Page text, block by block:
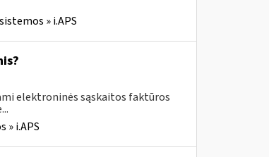
» i.APS
elektroninės sąskaitos faktūros
» i.APS